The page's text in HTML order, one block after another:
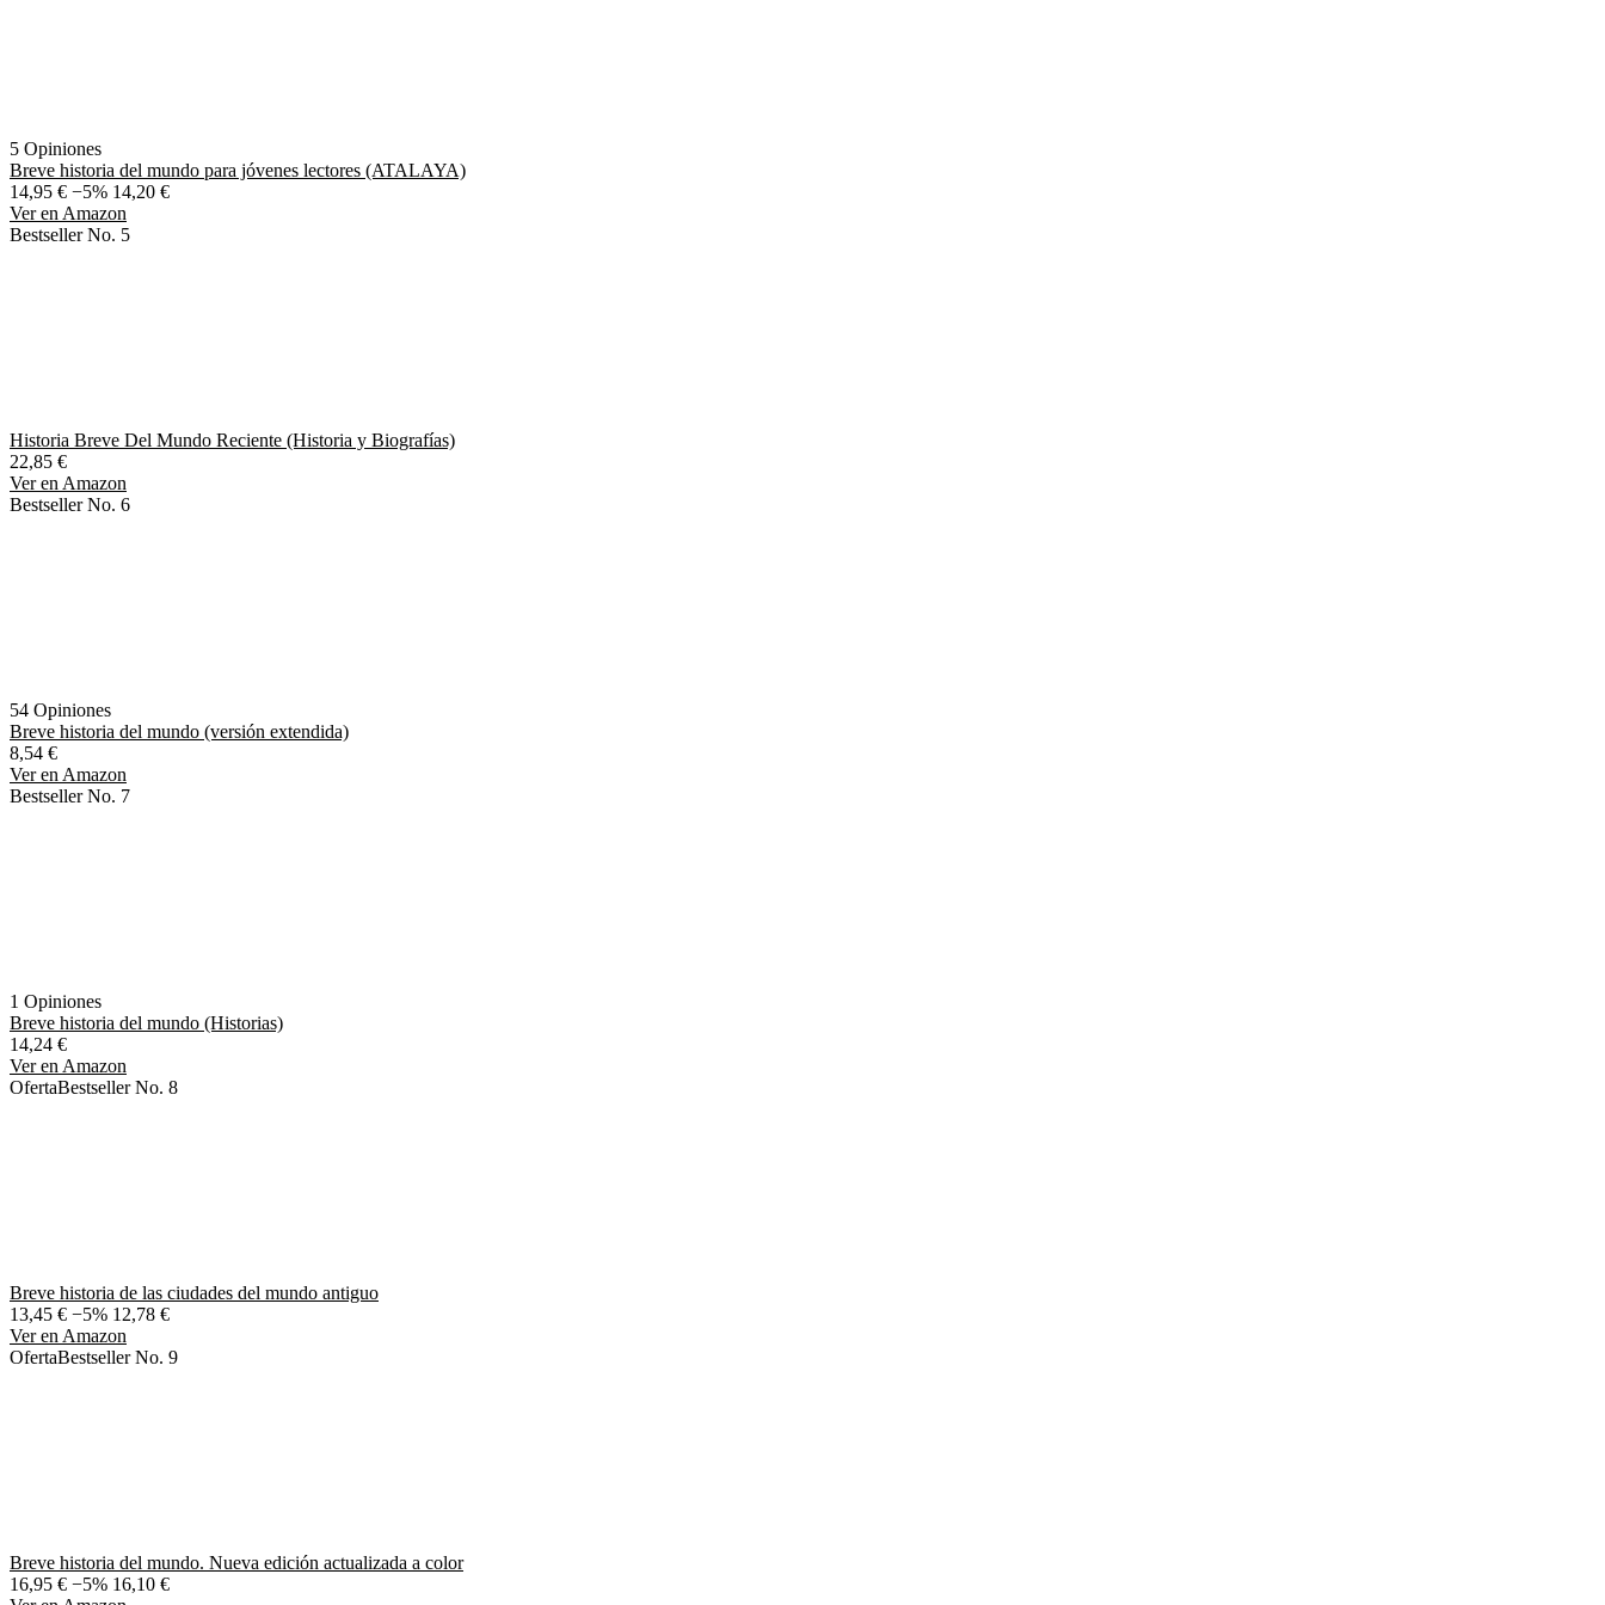
5 Opiniones
Breve historia del mundo para jóvenes lectores (ATALAYA)
14,95 € −5% 14,20 €
Ver en Amazon
Bestseller No. 5
Historia Breve Del Mundo Reciente (Historia y Biografías)
22,85 €
Ver en Amazon
Bestseller No. 6
54 Opiniones
Breve historia del mundo (versión extendida)
8,54 €
Ver en Amazon
Bestseller No. 7
1 Opiniones
Breve historia del mundo (Historias)
14,24 €
Ver en Amazon
OfertaBestseller No. 8
Breve historia de las ciudades del mundo antiguo
13,45 € −5% 12,78 €
Ver en Amazon
OfertaBestseller No. 9
Breve historia del mundo. Nueva edición actualizada a color
16,95 € −5% 16,10 €